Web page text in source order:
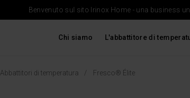
Benvenuto sul sito Irinox Home - una business
Chi siamo L'abbattitore di
Abbattitori di temperatura Fresco® Élite